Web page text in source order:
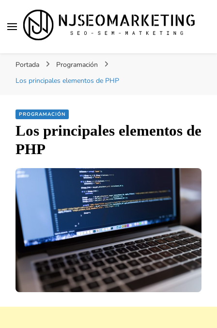
ACTUALIDAD
personal, desarrollo web, app, y lo que no te
imaginas…
Portada
Programación
Los principales elementos de PHP
PROGRAMACIÓN
Los principales elementos de
PHP